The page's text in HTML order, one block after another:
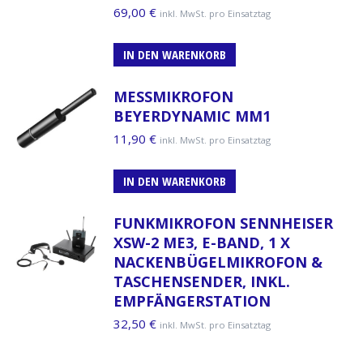
69,00 € inkl. MwSt. pro Einsatztag
IN DEN WARENKORB
MESSMIKROFON
BEYERDYNAMIC MM1
11,90 € inkl. MwSt. pro Einsatztag
IN DEN WARENKORB
FUNKMIKROFON SENNHEISER
XSW-2 ME3, E-BAND, 1 X
NACKENBÜGELMIKROFON &
TASCHENSENDER, INKL.
EMPFÄNGERSTATION
32,50 € inkl. MwSt. pro Einsatztag